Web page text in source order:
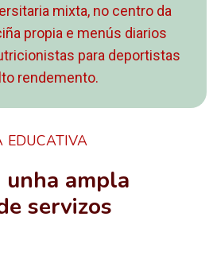
mixta, no centro da
propia e menús diarios
para deportistas
rendemento.
EDUCATIVA
unha ampla
servizos